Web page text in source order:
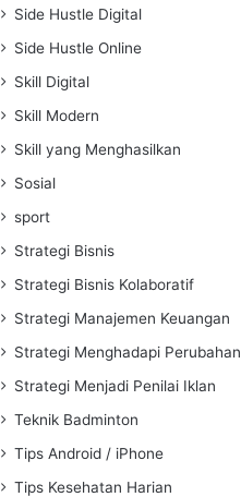
Side Hustle Digital
Side Hustle Online
Skill Digital
Skill Modern
Skill yang Menghasilkan
Sosial
sport
Strategi Bisnis
Strategi Bisnis Kolaboratif
Strategi Manajemen Keuangan
Strategi Menghadapi Perubahan
Strategi Menjadi Penilai Iklan
Teknik Badminton
Tips Android / iPhone
Tips Kesehatan Harian